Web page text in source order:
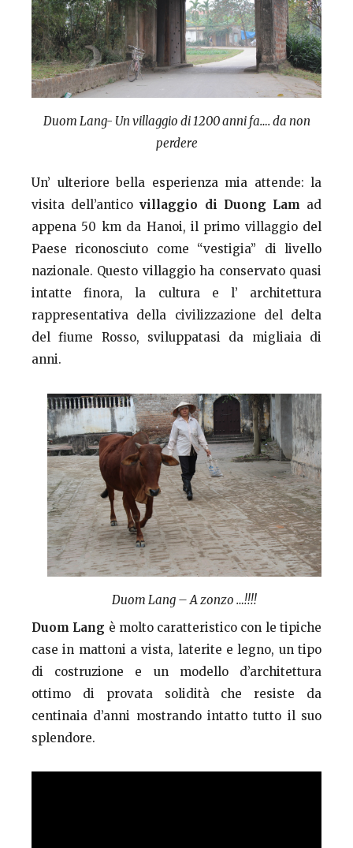
Duom Lang- Un villaggio di 1200 anni fa…. da non
perdere
Un’ ulteriore bella esperienza mia attende: la
visita dell’anticovillaggio di Duong Lam ad
appena 50 km da Hanoi, il primo villaggio del
Paese riconosciuto come “vestigia” di livello
nazionale. Questo villaggio ha conservato quasi
intatte finora, la cultura e l’ architettura
rappresentativa della civilizzazione del delta
del fiume Rosso, sviluppatasi da migliaia di
anni.
Duom Lang – A zonzo …!!!!
Duom Lang è molto caratteristico con le tipiche
case in mattoni a vista, laterite e legno, un tipo
di costruzione e un modello d’architettura
ottimo di provata solidità che resiste da
centinaia d’anni mostrando intatto tutto il suo
splendore.